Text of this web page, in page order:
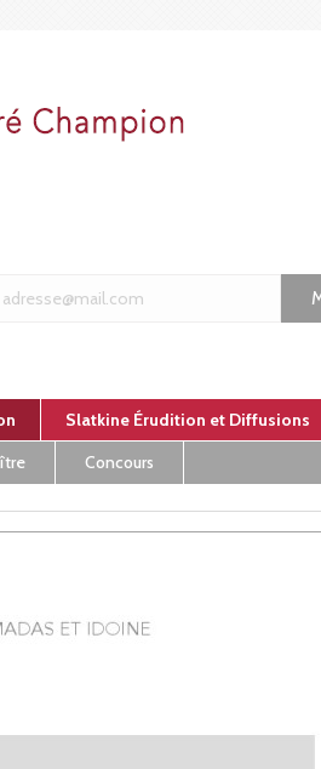
Slatkine Érudition et Diffusions
Concours